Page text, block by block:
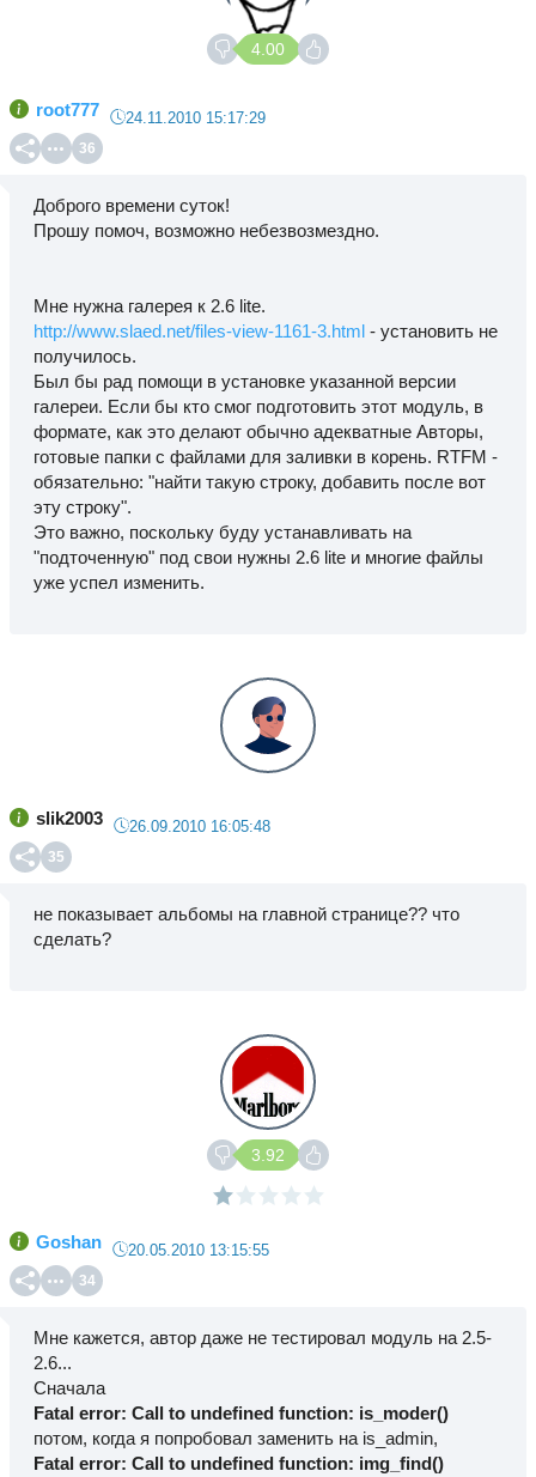
4.00
root777 24.11.2010 15:17:29
36
Доброго времени суток!
Прошу помоч, возможно небезвозмездно.
Мне нужна галерея к 2.6 lite.
http://www.slaed.net/files-view-1161-3.html - установить не
получилось.
Был бы рад помощи в установке указанной версии
галереи. Если бы кто смог подготовить этот модуль, в
формате, как это делают обычно адекватные Авторы,
готовые папки с файлами для заливки в корень. RTFM -
обязательно: "найти такую строку, добавить после вот
эту строку".
Это важно, поскольку буду устанавливать на
"подточенную" под свои нужны 2.6 lite и многие файлы
уже успел изменить.
slik2003 26.09.2010 16:05:48
35
не показывает альбомы на главной странице?? что
сделать?
3.92
Goshan 20.05.2010 13:15:55
34
Мне кажется, автор даже не тестировал модуль на 2.5-
2.6...
Сначала
Fatal error: Call to undefined function: is_moder()
потом, когда я попробовал заменить на is_admin,
Fatal error: Call to undefined function: img_find()